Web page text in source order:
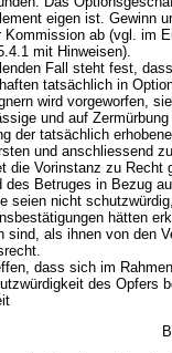
eigen ist. Gewinn
Kommission ab (vgl. im
mit Hinweisen).
Fall steht fest,
tatsächlich in
wird vorgeworfen,
und auf
der tatsächlich
und anschliessend
die Vorinstanz zu
des Betruges in Bezug
seien nicht
hätten
sind, als ihnen von den
dass sich im
des Opfers